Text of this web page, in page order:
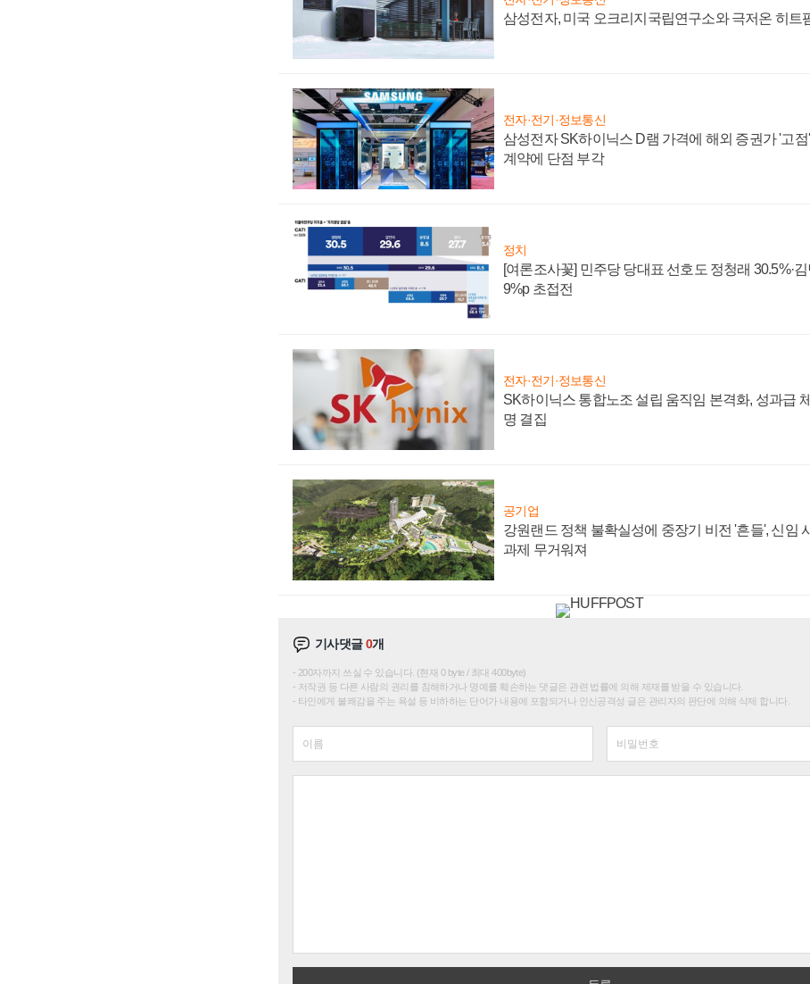
삼성전자, 미국 오크리지국립연구소와 극저온 히트
전자·전기·정보통신
삼성전자 SK하이닉스 D램 가격에 해외 증권가 '고점'
계약에 단점 부각
정치
[여론조사꽃] 민주당 당대표 선호도 정청래 30.5%·김
9%p 초접전
전자·전기·정보통신
SK하이닉스 통합노조 설립 움직임 본격화, 성과급
명 결집
공기업
강원랜드 정책 불확실성에 중장기 비전 '흔들', 신임
과제 무거워져
기사댓글0개
200자까지 쓰실 수 있습니다. (현재 0 byte / 최대 400byte)
저작권 등 다른 사람의 권리를 침해하거나 명예를 훼손하는 댓글은 관련 법률에 의해 제재를 받을 수 있습니다.
타인에게 불쾌감을 주는 욕설 등 비하하는 단어가 내용에 포함되거나 인신공격성 글은 관리자의 판단에 의해 삭제 합니다.